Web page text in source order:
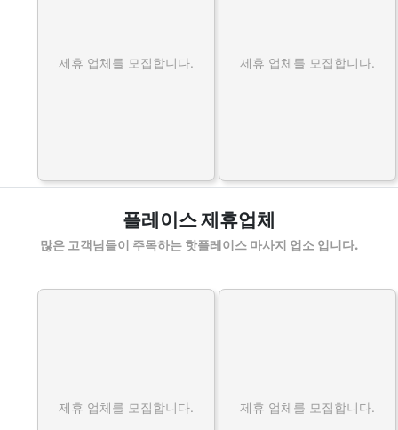
제휴 업체를 모집합니다. 제휴 업체를 모집합니다.
플레이스 제휴업체
많은 고객님들이 주목하는 핫플레이스 마사지 업소 입니다.
제휴 업체를 모집합니다. 제휴 업체를 모집합니다.